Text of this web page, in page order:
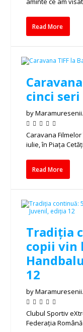
Read More
cinci
by
Caravana Filmelor
iulie, în Piața
Read More
Tradiția
copii vin
12
by
Clubul Sportiv
Federația